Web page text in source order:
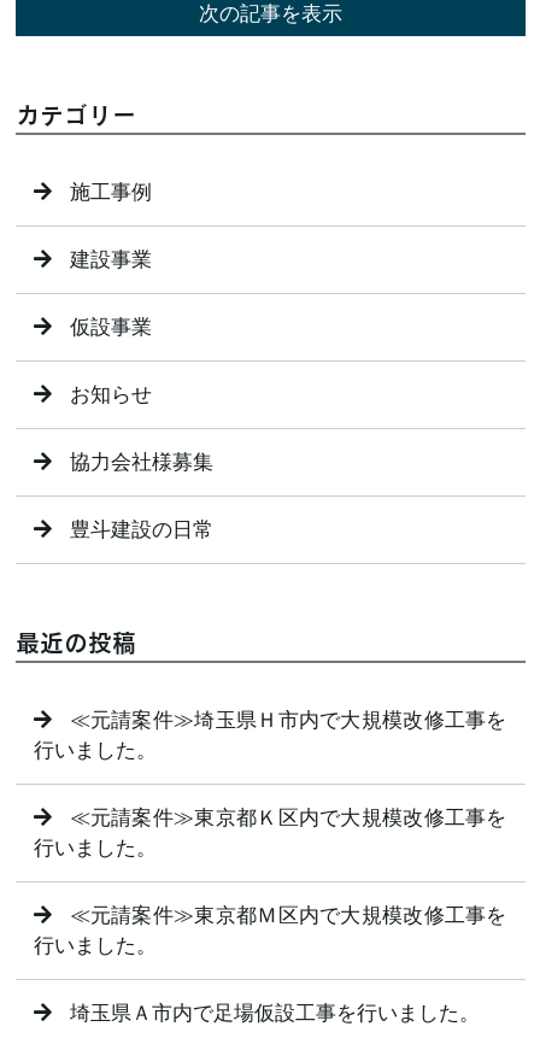
次の記事を表示
カテゴリー
施工事例
建設事業
仮設事業
お知らせ
協力会社様募集
豊斗建設の日常
最近の投稿
≪元請案件≫埼玉県Ｈ市内で大規模改修工事を
行いました。
≪元請案件≫東京都Ｋ区内で大規模改修工事を
行いました。
≪元請案件≫東京都Ｍ区内で大規模改修工事を
行いました。
埼玉県Ａ市内で足場仮設工事を行いました。